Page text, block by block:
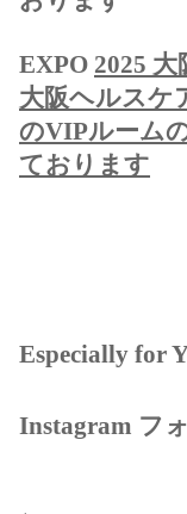
EXPO 2025
大阪ヘルスケ
のVIPルーム
ております
Especially for
Instagram フ